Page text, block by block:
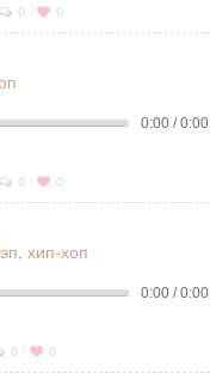
0 0
0:00 / 0:00
0 0
хип-хоп
0:00 / 0:00
0 0